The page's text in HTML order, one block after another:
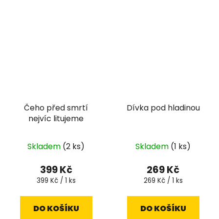
Čeho před smrtí
nejvíc litujeme
Skladem (2 ks)
399 Kč
Měrná
399 Kč / 1 ks
DO KOŠÍKU
Dívka pod hladinou
Skladem (1 ks)
269 Kč
Měrná
269 Kč / 1 ks
DO KOŠÍKU